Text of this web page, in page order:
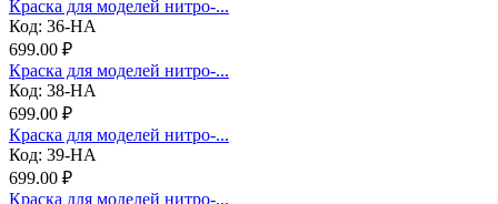
Краска для моделей нитро-...
Код: 36-НА
699.00 ₽
Краска для моделей нитро-...
Код: 38-НА
699.00 ₽
Краска для моделей нитро-...
Код: 39-НА
699.00 ₽
Краска для моделей нитро-...